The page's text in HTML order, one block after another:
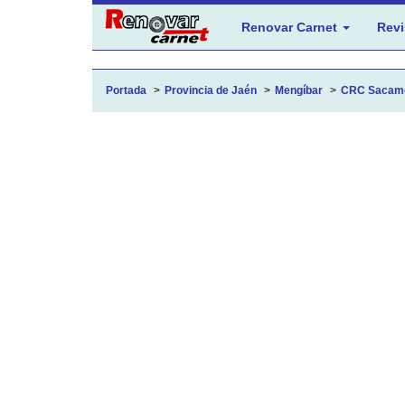
Renovar Carnet
Portada Provincia de Jaén Mengíbar CRC